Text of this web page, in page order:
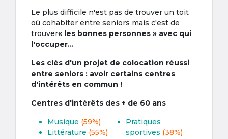
Le plus difficile n'est pas de trouver un toit
où cohabiter entre seniors mais c'est de
trouver« les bonnes personnes » avec qui
l'occuper...
Les clés d'un projet de colocation réussi
entre seniors : avoir certains centres
d'intérêts en commun !
Centres d'intérêts des + de 60 ans
Musique (59%)
Littérature (55%)
Pratiques
sportives (38%)